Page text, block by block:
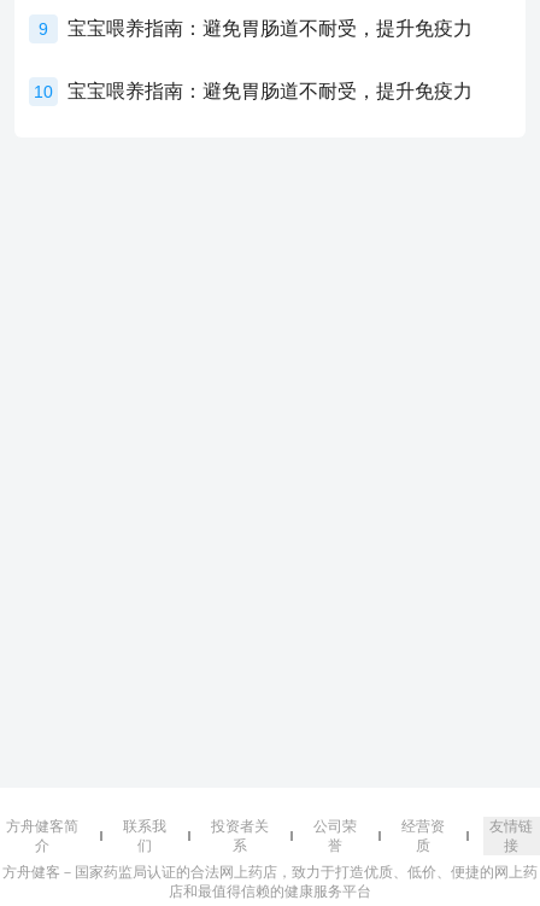
9 宝宝喂养指南：避免胃肠道不耐受，提升免疫力
10 宝宝喂养指南：避免胃肠道不耐受，提升免疫力
方舟健客简
介
联系我
们
投资者关
系
公司荣
誉
经营资
质
友情链
接
方舟健客－国家药监局认证的合法网上药店，致力于打造优质、低价、便捷的网上药
店和最值得信赖的健康服务平台